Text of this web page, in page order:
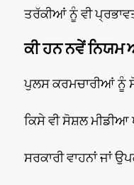
ਤਰੱਕੀਆਂ ਨੂੰ ਵੀ
ਕੀ ਹਨ ਨਵੇਂ ਨਿਯਮ
ਪੁਲਸ ਕਰਮਚਾਰੀਆਂ ਨੂੰ
ਕਿਸੇ ਵੀ ਸੋਸ਼ਲ ਮੀਡੀਆ
ਸਰਕਾਰੀ ਵਾਹਨਾਂ ਜਾਂ